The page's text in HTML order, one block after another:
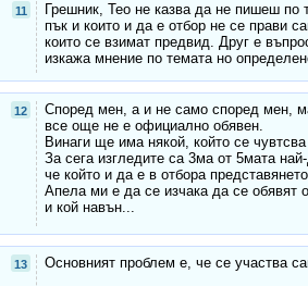
11
Грешник, Тео не казва да не пишеш по
пък и които и да е отбор не се прави
които се взимат предвид. Друг е
изкажа мнение по темата но
12
Според мен, а и не само според мен,
все още не е официално обявен.
Винаги ще има някой, който се
За сега изгледите са 3ма от 5мата
че който и да е в отбора
Апела ми е да се изчака да се обявят
и кой навън...
13
Основният проблем е, че се участва